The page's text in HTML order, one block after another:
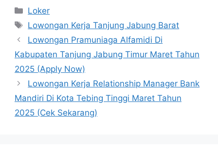
Kategori
Loker
Tag
Lowongan Kerja Tanjung Jabung Barat
Lowongan Pramuniaga Alfamidi Di
Kabupaten Tanjung Jabung Timur Maret Tahun
2025 (Apply Now)
Lowongan Kerja Relationship Manager Bank
Mandiri Di Kota Tebing Tinggi Maret Tahun
2025 (Cek Sekarang)